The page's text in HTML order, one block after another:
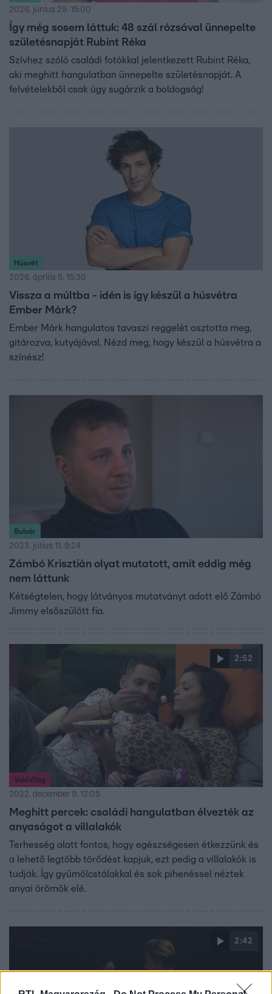
2026. június 29. 15:00
Így még sosem láttuk: 48 szál rózsával ünnepelte
születésnapját Rubint Réka
Szívhez szóló családi fotókkal jelentkezett Rubint Réka,
aki meghitt hangulatban ünnepelte születésnapját. A
felvételekből csak úgy sugárzik a boldogság!
Húsvét
2026. április 5. 15:30
Vissza a múltba - idén is így készül a húsvétra
Ember Márk?
Ember Márk hangulatos tavaszi reggelét osztotta meg,
gitározva, kutyájával. Nézd meg, hogy készül a húsvétra a
színész!
Bulvár
2023. július 11. 9:24
Zámbó Krisztián olyat mutatott, amit eddig még
nem láttunk
Kétségtelen, hogy látványos mutatványt adott elő Zámbó
Jimmy elsőszülött fia.
2:52
ValóVilág
2022. december 9. 12:05
Meghitt percek: családi hangulatban élvezték az
anyaságot a villalakók
Terhesség alatt fontos, hogy egészségesen étkezzünk és
a lehető legtöbb törődést kapjuk, ezt pedig a villalakók is
tudják. Így gyümölcstálakkal és sok pihenéssel néztek
anyai örömök elé.
2:42